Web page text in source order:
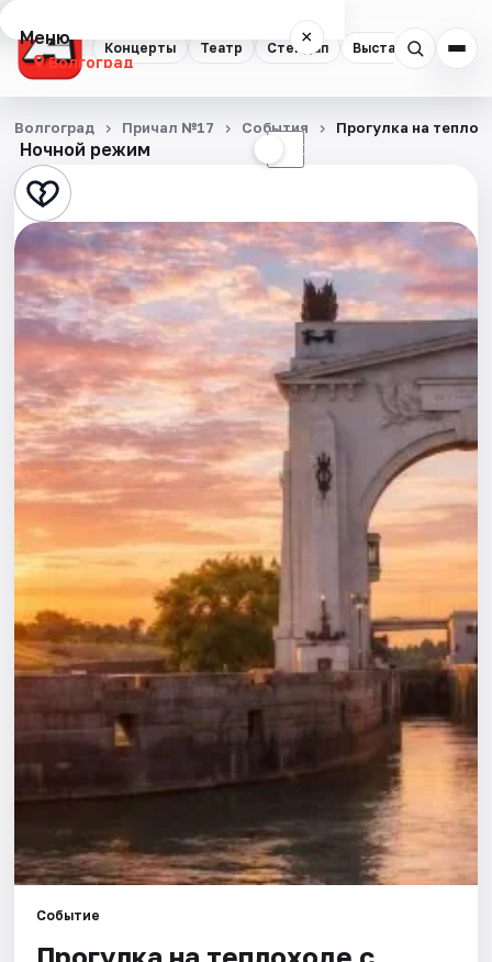
Концерты Театр Стендап Выставки
Меню ×
Волгоград
Концерты
Театр
Стендап
Выставки
Квесты
Экскурсии
Спорт
События
Города
Артисты
Рейтинги
Ночной режим ☾
Волгоград Причал №17 События Прогулка на
Событие